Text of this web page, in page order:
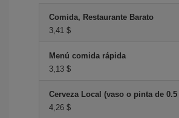
Comida, Restaurante Barato
3,41 $
Menú comida rápida
3,13 $
Cerveza Local (vaso o pinta de
4,26 $